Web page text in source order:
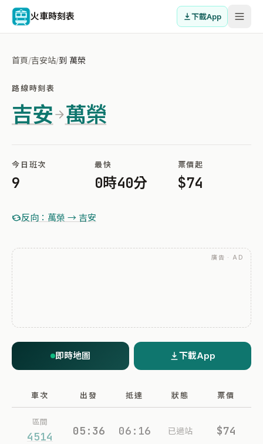
火車時刻表 下載App
首頁/吉安站/到 萬榮
路線時刻表
吉安 萬榮
今日班次
9
最快
0時40分
票價起
$74
反向：萬榮 → 吉安
廣告 · AD
即時地圖 下載App
車次 出發 抵達 狀態 票價
區間
4514 05:36 06:16 已過站 $74